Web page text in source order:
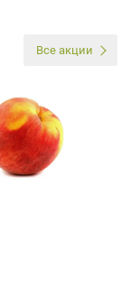
Все акции